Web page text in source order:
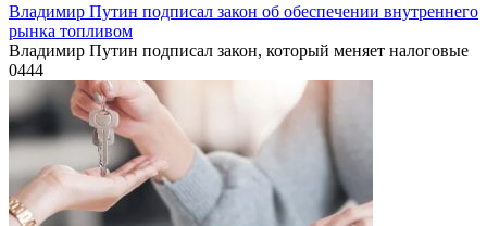
Владимир Путин подписал закон об обеспечении внутреннего
рынка топливом
Владимир Путин подписал закон, который меняет налоговые
0444